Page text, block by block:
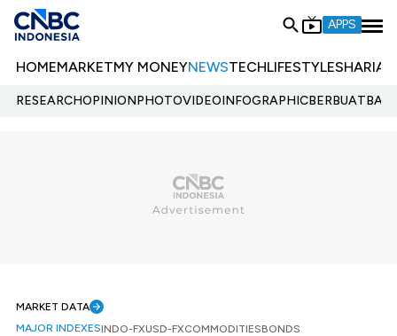
APPS
HOMEMARKETMY MONEYNEWSTECHLIFESTYLESHARIA
RESEARCHOPINIONPHOTOVIDEOINFOGRAPHIC
MARKET DATA
MAJOR INDEXESINDO-FXUSD-FXCOMMODITIESBONDS